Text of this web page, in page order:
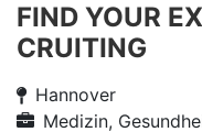
FIND YOUR
CRUITING
Hannover
Medizin,